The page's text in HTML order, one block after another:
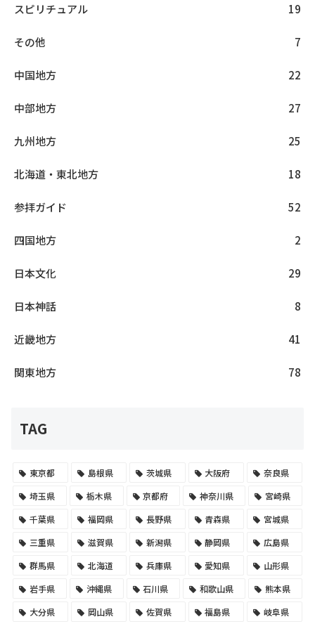
スピリチュアル 19
その他 7
中国地方 22
中部地方 27
九州地方 25
北海道・東北地方 18
参拝ガイド 52
四国地方 2
日本文化 29
日本神話 8
近畿地方 41
関東地方 78
TAG
東京都 島根県 茨城県 大阪府
奈良県
埼玉県
栃木県 京都府 神奈川県
宮崎県
千葉県
福岡県 長野県 青森県
宮城県
三重県
滋賀県 新潟県 静岡県
広島県
群馬県
北海道 兵庫県 愛知県
山形県
岩手県
沖縄県 石川県 和歌山県
熊本県
大分県
岡山県 佐賀県 福島県
岐阜県